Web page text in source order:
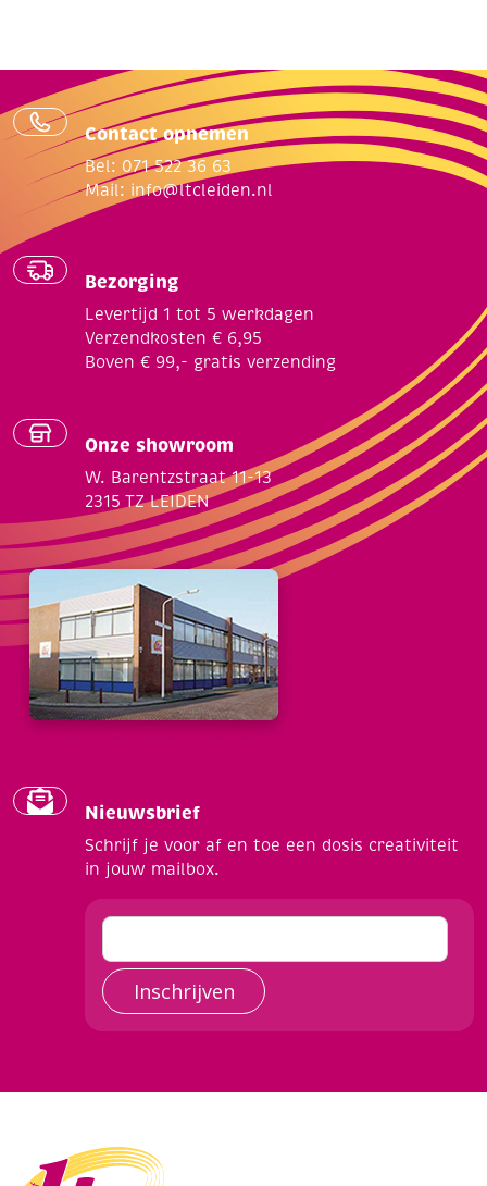
Contact opnemen
Bel: 071 522 36 63
Mail: info@ltcleiden.nl
Bezorging
Levertijd 1 tot 5 werkdagen
Verzendkosten € 6,95
Boven € 99,- gratis verzending
Onze showroom
W. Barentzstraat 11-13
2315 TZ LEIDEN
Nieuwsbrief
Schrijf je voor af en toe een dosis creativiteit
in jouw mailbox.
Inschrijven